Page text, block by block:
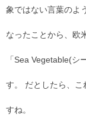
象ではない言葉のよ
なったことから、欧
「Sea Vegetable(
す。 だとしたら、
すね。